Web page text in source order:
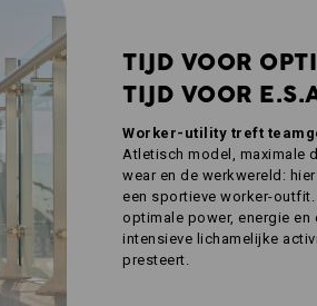
TIJD VOOR
TIJD VOOR
Worker-utility treft
Atletisch model, maximale
wear en de werkwereld:
een sportieve worker-
optimale power, energie
intensieve lichamelijke
presteert.